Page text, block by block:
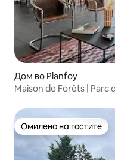
Дом во Planfoy
Maison de Forêts | Parc
Омилено на гостите
Омилено на гостите